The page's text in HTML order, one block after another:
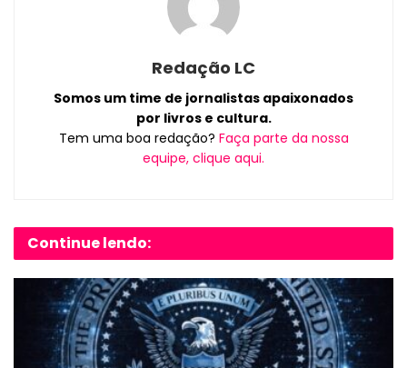
Redação LC
Somos um time de jornalistas apaixonados
por livros e cultura.
Tem uma boa redação? Faça parte da nossa
equipe, clique aqui.
Continue lendo: